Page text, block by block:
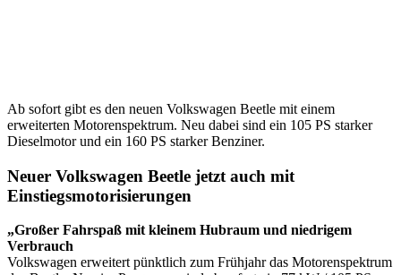
Ab sofort gibt es den neuen Volkswagen Beetle mit einem
erweiterten Motorenspektrum. Neu dabei sind ein 105 PS starker
Dieselmotor und ein 160 PS starker Benziner.
Neuer Volkswagen Beetle jetzt auch mit
Einstiegsmotorisierungen
„Großer Fahrspaß mit kleinem Hubraum und niedrigem
Verbrauch
Volkswagen erweitert pünktlich zum Frühjahr das Motorenspektrum